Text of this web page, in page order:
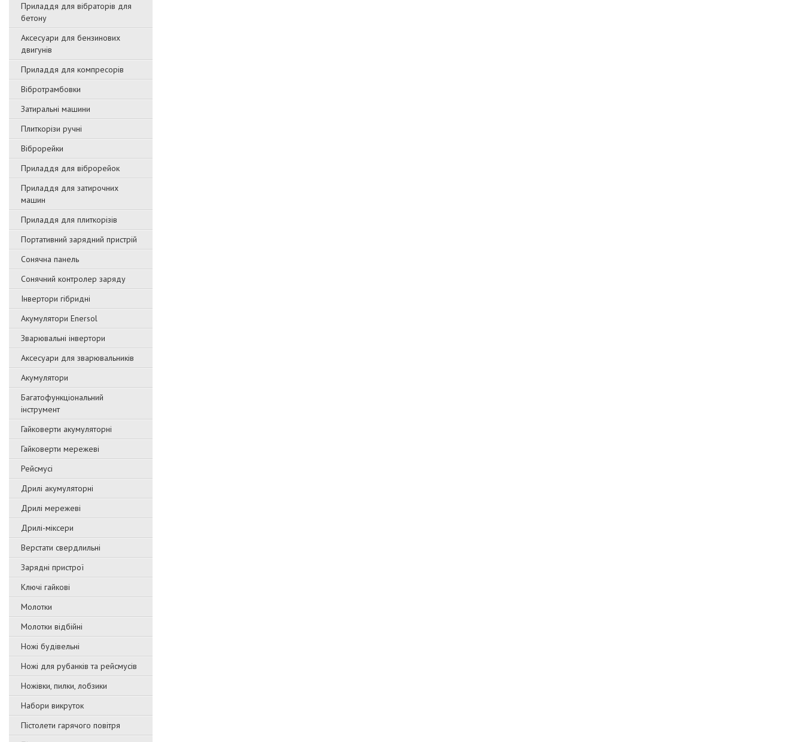
Приладдя для вібраторів для
бетону
Аксесуари для бензинових
двигунів
Приладдя для компресорів
Вібротрамбовки
Затиральні машини
Плиткорізи ручні
Віброрейки
Приладдя для віброрейок
Приладдя для затирочниx
машин
Приладдя для плиткорізів
Портативний зарядний пристрій
Сонячна панель
Сонячний контролер заряду
Інвертори гібридні
Акумулятори Enersol
Зварювальні інвертори
Аксесуари для зварювальників
Акумулятори
Багатофункціональний
інструмент
Гайковерти акумуляторні
Гайковерти мережеві
Рейсмусі
Дрилі акумуляторні
Дрилі мережеві
Дрилі-міксери
Верстати свердлильні
Зарядні пристрої
Ключі гайкові
Молотки
Молотки відбійні
Ножі будівельні
Ножі для рубанків та рейсмусів
Ножівки, пилки, лобзики
Набори викруток
Пістолети гарячого повітря